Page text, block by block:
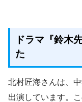
ドラマ『鈴木
た
北村匠海さんは、
出演しています。